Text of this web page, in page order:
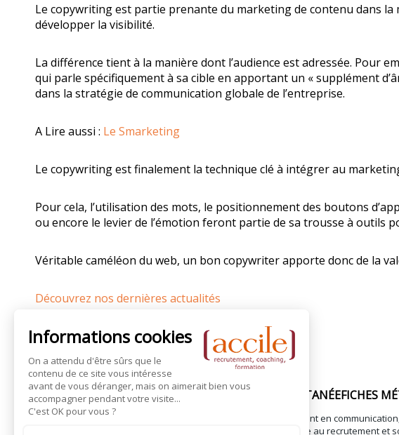
Le copywriting est partie prenante du marketing de contenu dans
développer la visibilité.
La différence tient à la manière dont l’audience est adressée.
qui parle spécifiquement à sa cible en apportant un « supplément
dans la stratégie de communication globale de l’entreprise.
A Lire aussi : Le Smarketing
Le copywriting est finalement la technique clé à intégrer au
Pour cela, l’utilisation des mots, le positionnement des boutons
ou encore le levier de l’émotion feront partie de sa trousse à outils
Véritable caméléon du web, un bon copywriter apporte donc de la
Découvrez nos dernières actualités
CANDIDATURE SPONTANÉEFICHES
Accile, cabinet de recrutement en
propose des services d’aide au recrutement et